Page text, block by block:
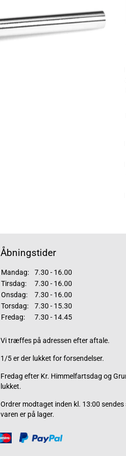
Åbningstider
Mandag:
7.30 - 16.00
Tirsdag:
7.30 - 16.00
Onsdag:
7.30 - 16.00
Torsdag:
7.30 - 15.30
Fredag:
7.30 - 14.45
Vi træffes på adressen efter aftale.
1/5 er der lukket for forsendelser.
Fredag efter Kr. Himmelfartsdag og
lukket.
Ordrer modtaget inden kl. 13:00
varen er på lager.